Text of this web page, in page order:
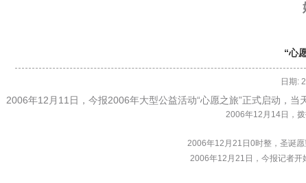
“心
日期:
2006年12月11日，今报2006年大型公益活动“心愿之旅”正式启动，当
2006年12月14日，拨
2006年12月21日0时整，圣诞愿
2006年12月21日，今报记者